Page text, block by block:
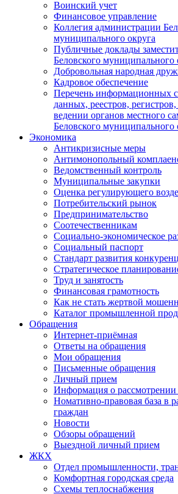
Воинский учет
Финансовое управление
Коллегия администрации
муниципального округа
Публичные доклады
Беловского муниципального
Добровольная народная
Кадровое обеспечение
Перечень информационных
данных, реестров,
ведении органов местного
Беловского муниципального
Экономика
Антикризисные меры
Антимонопольный
Ведомственный контроль
Муниципальные закупки
Оценка регулирующего
Потребительский рынок
Предпринимательство
Соотечественникам
Социально-экономическое
Социальный паспорт
Стандарт развития
Стратегическое
Труд и занятость
Финансовая грамотность
Как не стать жертвой
Каталог промышленной
Обращения
Интернет-приёмная
Ответы на обращения
Мои обращения
Письменные обращения
Личный прием
Информация о
Номативно-правовая база в
граждан
Новости
Обзоры обращений
Выездной личный прием
ЖКХ
Отдел промышленности,
Комфортная городская среда
Схемы теплоснабжения